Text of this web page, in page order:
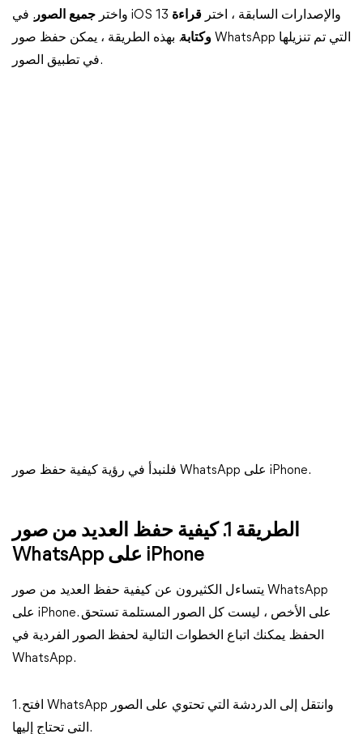
واختر جميع الصور . في iOS 13 والإصدارات السابقة ، اختر قراءة
وكتابة. بهذه الطريقة ، يمكن حفظ صور WhatsApp التي تم تنزيلها
في تطبيق الصور.
فلنبدأ في رؤية كيفية حفظ صور WhatsApp على iPhone.
الطريقة 1. كيفية حفظ العديد من صور
WhatsApp على iPhone
يتساءل الكثيرون عن كيفية حفظ العديد من صور WhatsApp
على iPhone. على الأخص ، ليست كل الصور المستلمة تستحق
الحفظ. يمكنك اتباع الخطوات التالية لحفظ الصور الفردية في
WhatsApp.
1. افتح WhatsApp وانتقل إلى الدردشة التي تحتوي على الصور
التي تحتاج إليها.